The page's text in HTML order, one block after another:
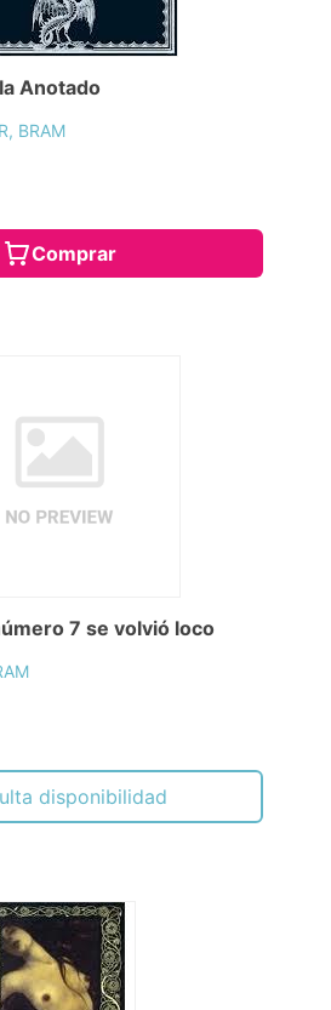
Anotado
BRAM
Comprar
7 se volvió loco
disponibilidad